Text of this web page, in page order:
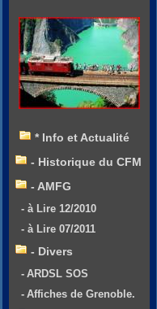
* Info et Actualité
- Historique du CFM
- AMFG
- à Lire 12/2010
- à Lire 07/2011
- Divers
- ARDSL SOS
- Affiches de Grenoble.